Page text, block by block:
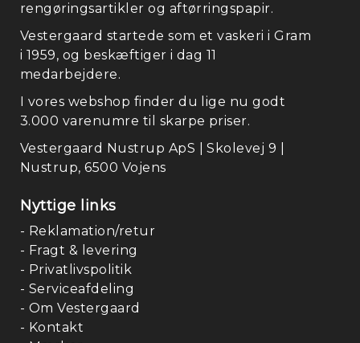
rengøringsartikler og aftørringspapir.
Vestergaard startede som et vaskeri i Gram
i 1959, og beskæftiger i dag 11
medarbejdere.
I vores webshop finder du lige nu godt
3.000 varenumre til skarpe priser.
Vestergaard Nustrup ApS | Skolevej 9 |
Nustrup, 6500 Vojens
Nyttige links
- Reklamation/retur
- Fragt & levering
- Privatlivspolitik
- Serviceafdeling
- Om Vestergaard
- Kontakt